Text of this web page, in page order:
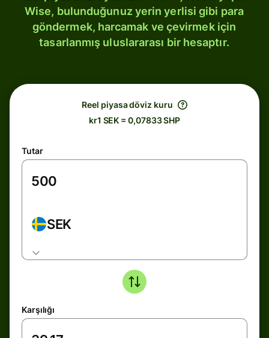
Wise, bulunduğunuz yerin yerlisi gibi para
göndermek, harcamak ve çevirmek için
tasarlanmış uluslararası bir hesaptır.
Reel piyasa döviz kuru
kr1 SEK = 0,07833 SHP
Tutar
SEK
Karşılığı